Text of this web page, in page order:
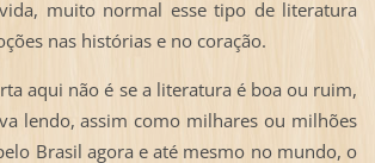
muito normal esse tipo de literatura
nas histórias e no coração.
aqui não é se a literatura é boa ou ruim,
lendo, assim como milhares ou milhões
Brasil agora e até mesmo no mundo, o